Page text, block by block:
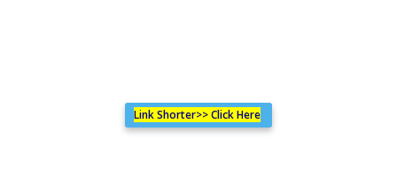
Link Shorter>> Click Here